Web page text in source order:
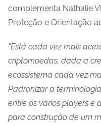
complementa Nathalie
Proteção e Orientação
"Está cada vez mais
criptomoedas, dada a
ecossistema cada vez
Padronizar a
entre os vários players e
para construção de um